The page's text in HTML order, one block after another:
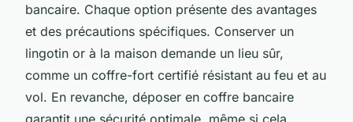
bancaire. Chaque option présente des avantages
et des précautions spécifiques. Conserver un
lingotin or à la maison demande un lieu sûr,
comme un coffre-fort certifié résistant au feu et au
vol. En revanche, déposer en coffre bancaire
garantit une sécurité optimale, même si cela